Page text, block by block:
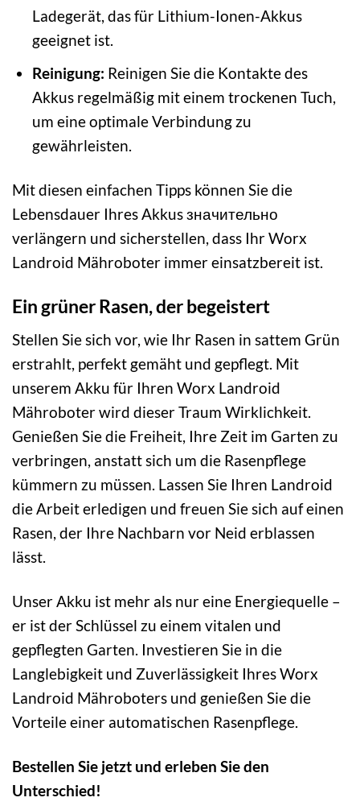
Ladegerät, das für Lithium-Ionen-Akkus
geeignet ist.
Reinigung: Reinigen Sie die Kontakte des
Akkus regelmäßig mit einem trockenen Tuch,
um eine optimale Verbindung zu
gewährleisten.
Mit diesen einfachen Tipps können Sie die
Lebensdauer Ihres Akkus значительно
verlängern und sicherstellen, dass Ihr Worx
Landroid Mähroboter immer einsatzbereit ist.
Ein grüner Rasen, der begeistert
Stellen Sie sich vor, wie Ihr Rasen in sattem Grün
erstrahlt, perfekt gemäht und gepflegt. Mit
unserem Akku für Ihren Worx Landroid
Mähroboter wird dieser Traum Wirklichkeit.
Genießen Sie die Freiheit, Ihre Zeit im Garten zu
verbringen, anstatt sich um die Rasenpflege
kümmern zu müssen. Lassen Sie Ihren Landroid
die Arbeit erledigen und freuen Sie sich auf einen
Rasen, der Ihre Nachbarn vor Neid erblassen
lässt.
Unser Akku ist mehr als nur eine Energiequelle –
er ist der Schlüssel zu einem vitalen und
gepflegten Garten. Investieren Sie in die
Langlebigkeit und Zuverlässigkeit Ihres Worx
Landroid Mähroboters und genießen Sie die
Vorteile einer automatischen Rasenpflege.
Bestellen Sie jetzt und erleben Sie den
Unterschied!